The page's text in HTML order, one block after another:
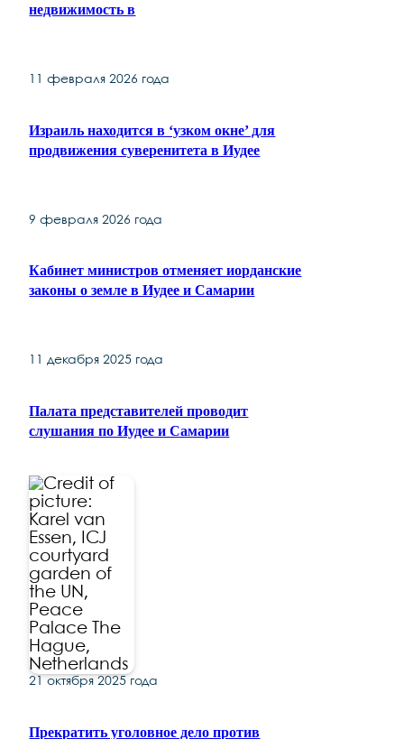
недвижимость в
11 февраля 2026 года
Израиль находится в ‘узком окне’ для
продвижения суверенитета в Иудее
9 февраля 2026 года
Кабинет министров отменяет иорданские
законы о земле в Иудее и Самарии
11 декабря 2025 года
Палата представителей проводит
слушания по Иудее и Самарии
21 октября 2025 года
Прекратить уголовное дело против